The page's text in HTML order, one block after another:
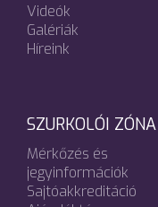
Videók
Galériák
Híreink
SZURKOLÓI ZÓNA
Mérkőzés és
jegyinformációk
Sajtóakkreditáció